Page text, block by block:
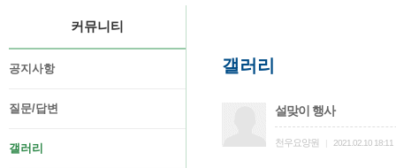
커뮤니티
공지사항
질문/답변
갤러리
갤러리
설맞이 행사
천우요양원 2021.02.10 18:11